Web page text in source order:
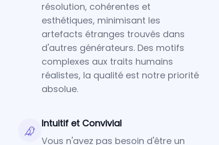
résolution, cohérentes et
esthétiques, minimisant les
artefacts étranges trouvés dans
d'autres générateurs. Des motifs
complexes aux traits humains
réalistes, la qualité est notre priorité
absolue.
Intuitif et Convivial
Vous n'avez pas besoin d'être un